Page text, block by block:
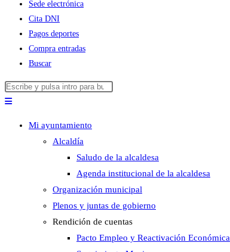
Sede electrónica
Cita DNI
Pagos deportes
Compra entradas
Buscar
Buscar
en
panel
de
búsqueda.
Mi ayuntamiento
Alcaldía
Saludo de la alcaldesa
Agenda institucional de la alcaldesa
Organización municipal
Plenos y juntas de gobierno
Rendición de cuentas
Pacto Empleo y Reactivación Económica